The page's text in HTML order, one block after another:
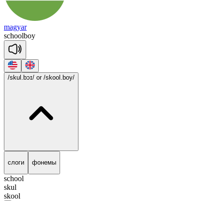
magyar
schoolboy
/skul.bɔɪ/ or /skool.boy/
слоги фонемы
school
skul
skool